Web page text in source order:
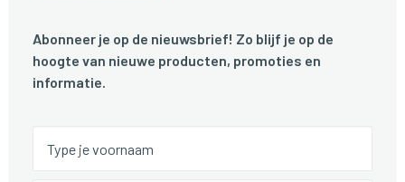
Abonneer je op de nieuwsbrief! Zo blijf je op de
hoogte van nieuwe producten, promoties en
informatie.